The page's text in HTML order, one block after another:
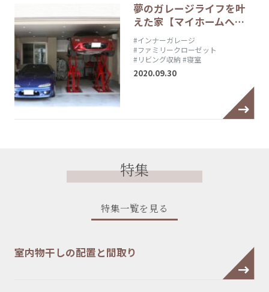
夢のガレージライフを叶
えた家【マイホームへ…
#インナーガレージ
#ファミリークローゼット
#リビング収納 #寝室
2020.09.30
特集
特集一覧を見る
室内物干しの配置と間取り